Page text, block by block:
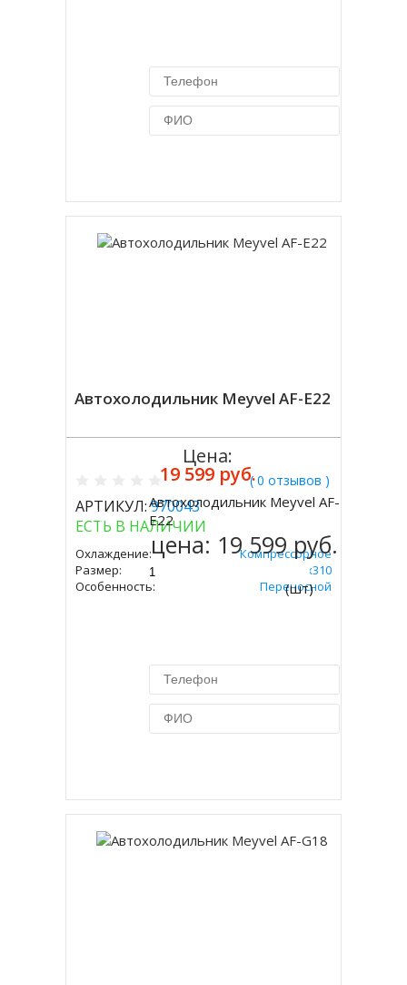
Автохолодильник Meyvel AF-E22
( 0 отзывов )
АРТИКУЛ:970043
ЕСТЬ В НАЛИЧИИ
Охлаждение:
Компрессорное
Размер:
335х590х310
Особенность:
Переносной
Цена:
19 599 руб.
Купить
Автохолодильник Meyvel AF-
E22
цена: 19 599 руб.
(шт)